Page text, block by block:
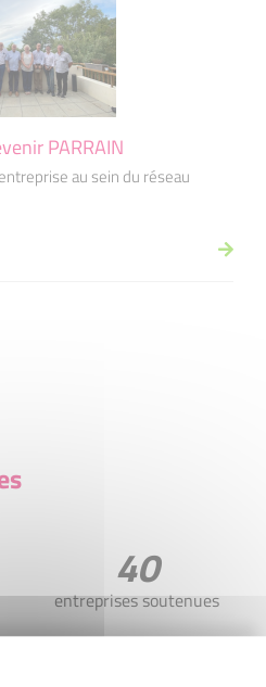
PARRAIN
au sein du réseau
40
entreprises soutenues